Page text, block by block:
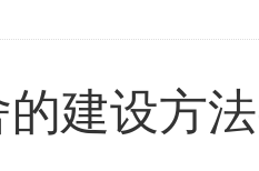
建设方